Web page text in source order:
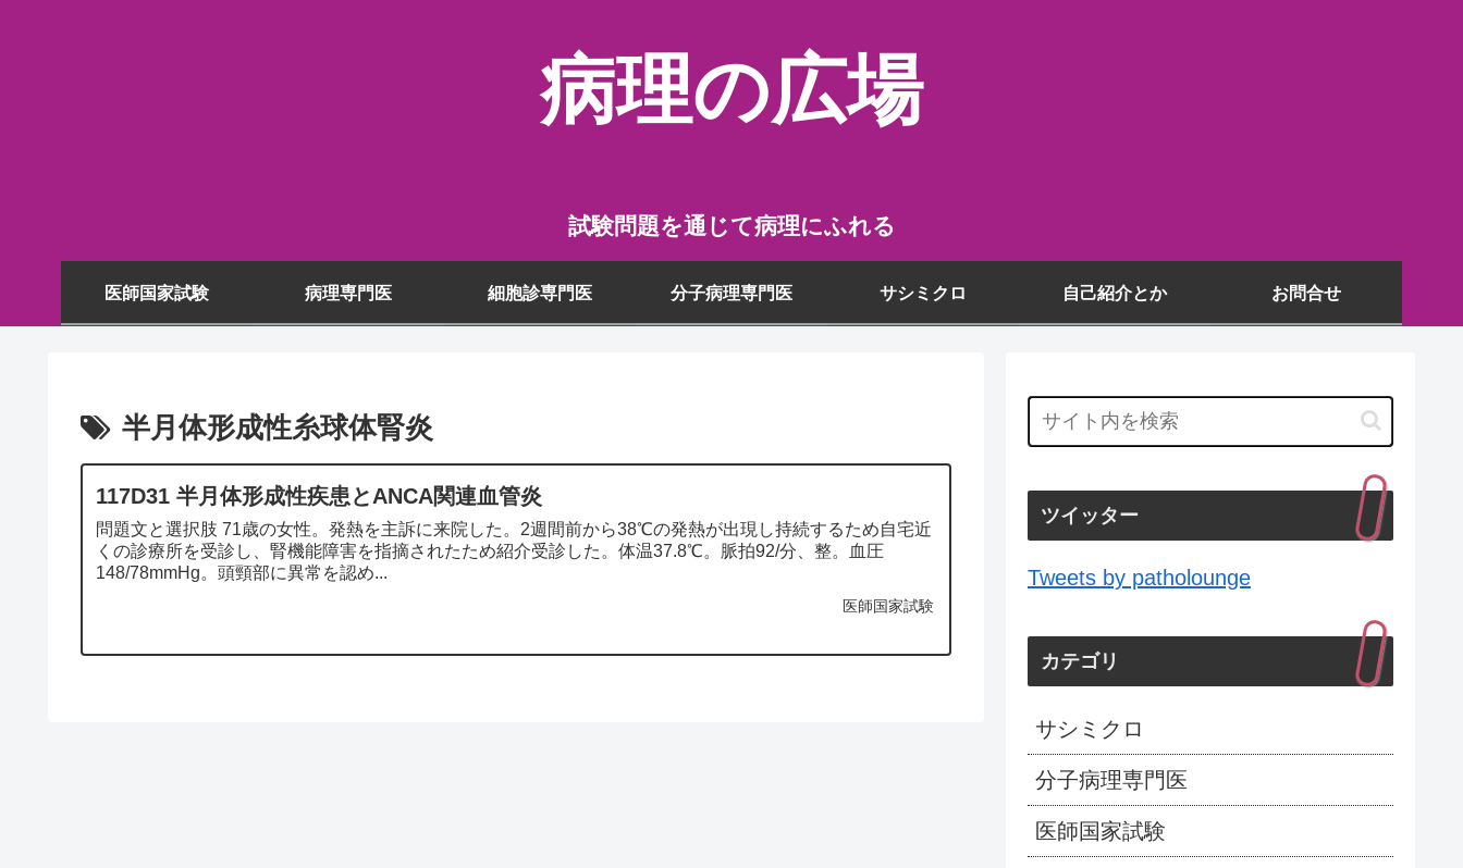
病理の広場
試験問題を通じて病理にふれる
医師国家試験 病理専門医 細胞診専門医 分子病理専門医 サシミクロ 自己紹介とか お問合せ
半月体形成性糸球体腎炎
117D31 半月体形成性疾患とANCA関連血管炎
問題文と選択肢 71歳の女性。発熱を主訴に来院した。2週間前から38℃の発熱が出現し持続するため自宅近
くの診療所を受診し、腎機能障害を指摘されたため紹介受診した。体温37.8℃。脈拍92/分、整。血圧
148/78mmHg。頭頸部に異常を認め...
医師国家試験
ツイッター
Tweets by patholounge
カテゴリ
サシミクロ
分子病理専門医
医師国家試験